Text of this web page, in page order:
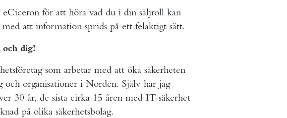
för att höra vad du i din säljroll kan
att information sprids på ett felaktigt sätt.
och dig!
som arbetar med att öka säkerheten
och organisationer i Norden. Själv har jag
30 år, de sista cirka 15 åren med IT-säkerhet
på olika säkerhetsbolag.